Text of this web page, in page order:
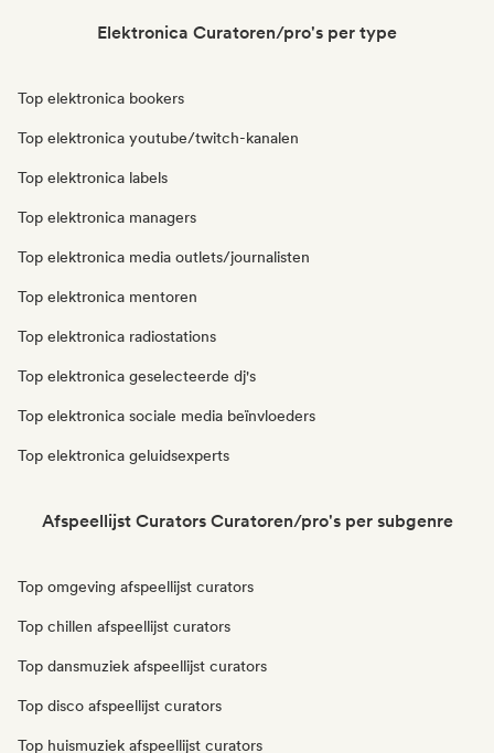
Elektronica Curatoren/pro's per type
Top elektronica bookers
Top elektronica youtube/twitch-kanalen
Top elektronica labels
Top elektronica managers
Top elektronica media outlets/journalisten
Top elektronica mentoren
Top elektronica radiostations
Top elektronica geselecteerde dj's
Top elektronica sociale media beïnvloeders
Top elektronica geluidsexperts
Afspeellijst Curators Curatoren/pro's per subgenre
Top omgeving afspeellijst curators
Top chillen afspeellijst curators
Top dansmuziek afspeellijst curators
Top disco afspeellijst curators
Top huismuziek afspeellijst curators